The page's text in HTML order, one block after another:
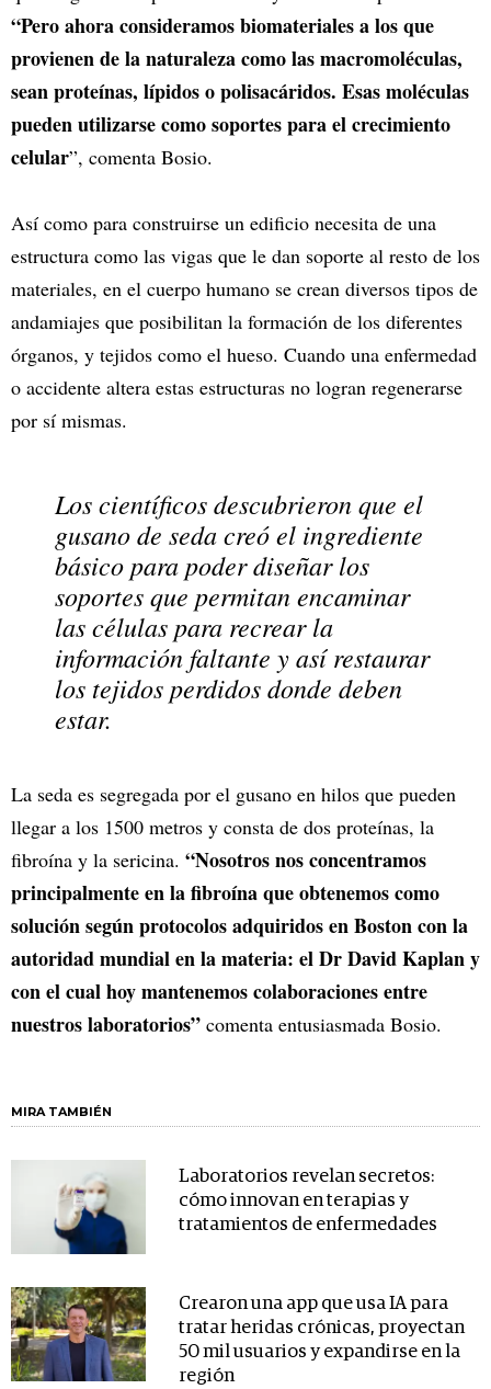
“Pero ahora consideramos biomateriales a los que
provienen de la naturaleza como las macromoléculas,
sean proteínas, lípidos o polisacáridos. Esas moléculas
pueden utilizarse como soportes para el crecimiento
celular”, comenta Bosio.
Así como para construirse un edificio necesita de una
estructura como las vigas que le dan soporte al resto de los
materiales, en el cuerpo humano se crean diversos tipos de
andamiajes que posibilitan la formación de los diferentes
órganos, y tejidos como el hueso. Cuando una enfermedad
o accidente altera estas estructuras no logran regenerarse
por sí mismas.
Los científicos descubrieron que el
gusano de seda creó el ingrediente
básico para poder diseñar los
soportes que permitan encaminar
las células para recrear la
información faltante y así restaurar
los tejidos perdidos donde deben
estar.
La seda es segregada por el gusano en hilos que pueden
llegar a los 1500 metros y consta de dos proteínas, la
fibroína y la sericina. “Nosotros nos concentramos
principalmente en la fibroína que obtenemos como
solución según protocolos adquiridos en Boston con la
autoridad mundial en la materia: el Dr David Kaplan y
con el cual hoy mantenemos colaboraciones entre
nuestros laboratorios” comenta entusiasmada Bosio.
MIRA TAMBIÉN
Laboratorios revelan secretos:
cómo innovan en terapias y
tratamientos de enfermedades
Crearon una app que usa IA para
tratar heridas crónicas, proyectan
50 mil usuarios y expandirse en la
región